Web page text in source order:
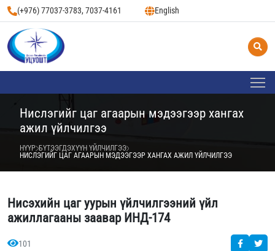
(+976) 77037-3783, 7037-4161 English
Нислэгийг цаг агаарын мэдээгээр хангах
ажил үйлчилгээ
НҮҮР БҮТЭЭГДЭХҮҮН ҮЙЛЧИЛГЭЭ
НИСЛЭГИЙГ ЦАГ АГААРЫН МЭДЭЭГЭЭР ХАНГАХ АЖИЛ ҮЙЛЧИЛГЭЭ
Нисэхийн цаг уурын үйлчилгээний үйл
ажиллагааны заавар ИНД-174
101